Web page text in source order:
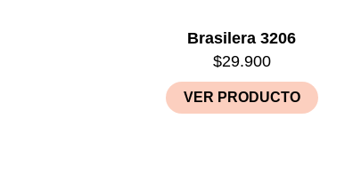
Brasilera 3206
$29.900
VER PRODUCTO